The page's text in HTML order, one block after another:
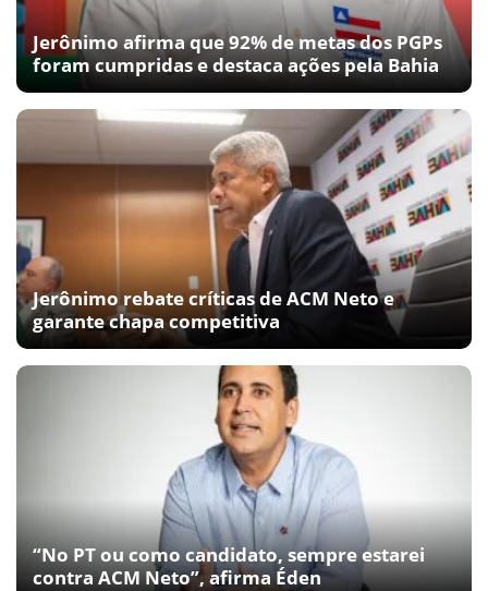
Jerônimo afirma que 92% de metas dos PGPs
foram cumpridas e destaca ações pela Bahia
Jerônimo rebate críticas de ACM Neto e
garante chapa competitiva
“No PT ou como candidato, sempre estarei
contra ACM Neto”, afirma Éden